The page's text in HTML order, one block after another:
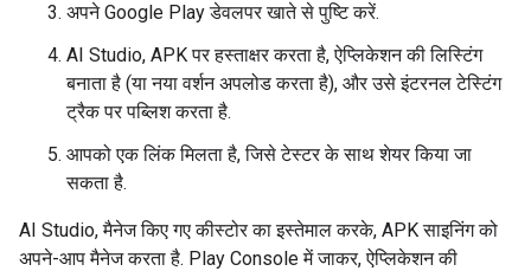
अपने Google Play डेवलपर खाते से पुष्टि करें.
AI Studio, APK पर हस्ताक्षर करता है, ऐप्लिकेशन की लिस्टिंग
बनाता है (या नया वर्शन अपलोड करता है), और उसे इंटरनल टेस्टिंग
ट्रैक पर पब्लिश करता है.
आपको एक लिंक मिलता है, जिसे टेस्टर के साथ शेयर किया जा
सकता है.
AI Studio, मैनेज किए गए कीस्टोर का इस्तेमाल करके, APK साइनिंग को
अपने-आप मैनेज करता है. Play Console में जाकर, ऐप्लिकेशन की